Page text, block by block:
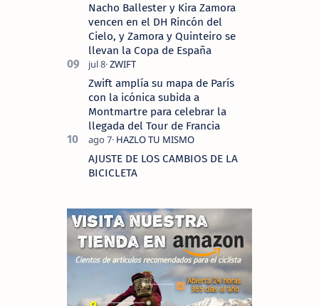
Nacho Ballester y Kira Zamora
vencen en el DH Rincón del
Cielo, y Zamora y Quinteiro se
llevan la Copa de España
Zwift amplía su mapa de París
con la icónica subida a
Montmartre para celebrar la
llegada del Tour de Francia
AJUSTE DE LOS CAMBIOS DE LA
BICICLETA